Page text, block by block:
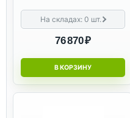
На складах:0 шт.
76 870 ₽
В КОРЗИНУ